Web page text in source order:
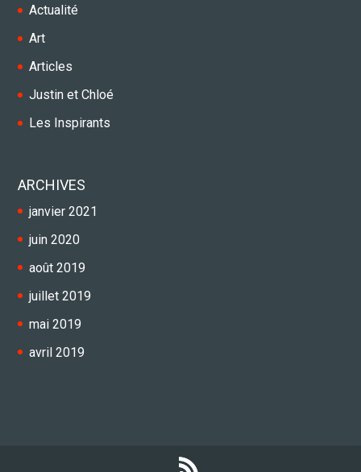
Actualité
Art
Articles
Justin et Chloé
Les Inspirants
ARCHIVES
janvier 2021
juin 2020
août 2019
juillet 2019
mai 2019
avril 2019